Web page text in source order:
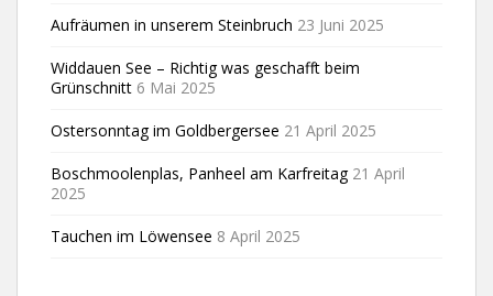
Aufräumen in unserem Steinbruch 23 Juni 2025
Widdauen See – Richtig was geschafft beim
Grünschnitt 6 Mai 2025
Ostersonntag im Goldbergersee 21 April 2025
Boschmoolenplas, Panheel am Karfreitag 21 April
2025
Tauchen im Löwensee 8 April 2025